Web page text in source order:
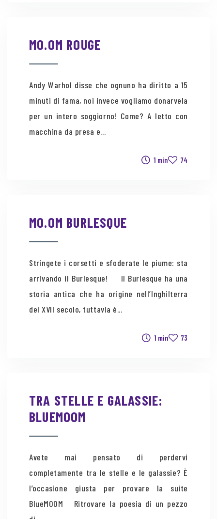
MO.OM ROUGE
Andy Warhol disse che ognuno ha diritto a 15
minuti di fama, noi invece vogliamo donarvela
per un intero soggiorno! Come? A letto con
macchina da presa e...
74
1 min
MO.OM BURLESQUE
Stringete i corsetti e sfoderate le piume: sta
arrivando il Burlesque! Il Burlesque ha una
storia antica che ha origine nell’Inghilterra
del XVII secolo, tuttavia è...
73
1 min
TRA STELLE E GALASSIE:
BLUEMOOM
Avete mai pensato di perdervi
completamente tra le stelle e le galassie? È
l’occasione giusta per provare la suite
BlueMOOM Ritrovare la poesia di un pezzo